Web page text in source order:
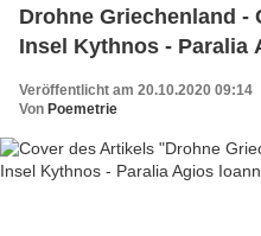
Drohne Griechenland -
Insel Kythnos - Paralia
Veröffentlicht am 20.10.2020 09:14
Von Poemetrie